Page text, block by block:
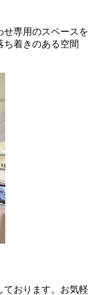
せ専用のスペースを
ち着きのある空間
ております。お気軽